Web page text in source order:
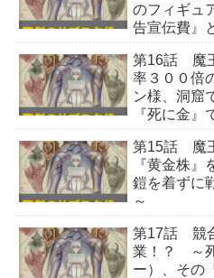
のフィギュ
告宣伝費』
第16話 魔
率３００倍
ン様、洞窟
『死に金
第15話 魔
『黄金株』
鎧を着ずに
～
第17話 競
業！？ ～
ー）、その